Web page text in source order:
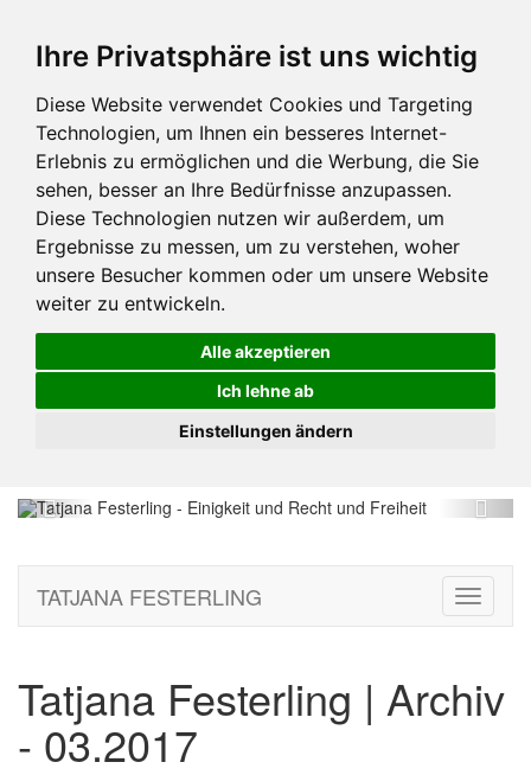
Ihre Privatsphäre ist uns wichtig
Diese Website verwendet Cookies und Targeting
Technologien, um Ihnen ein besseres Internet-
Erlebnis zu ermöglichen und die Werbung, die Sie
sehen, besser an Ihre Bedürfnisse anzupassen.
Diese Technologien nutzen wir außerdem, um
Ergebnisse zu messen, um zu verstehen, woher
unsere Besucher kommen oder um unsere Website
weiter zu entwickeln.
Alle akzeptieren
Ich lehne ab
Einstellungen ändern
Previous Next
Toggle
TATJANA FESTERLING
Tatjana Festerling | Archiv
- 03.2017